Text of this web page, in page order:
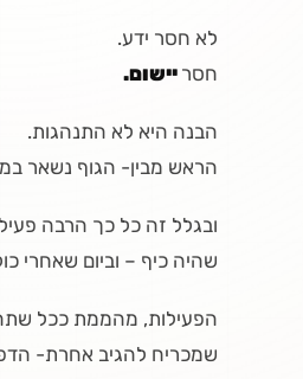
לא חסר ידע.
חסר יישום.
הבנה היא לא התנהגות.
הראש מבין- הגוף נשאר
ובגלל זה כל כך הרבה
שהיה כיף – וביום שאחרי
הפעילות, מהממת ככל
שמכריח להגיב אחרת-